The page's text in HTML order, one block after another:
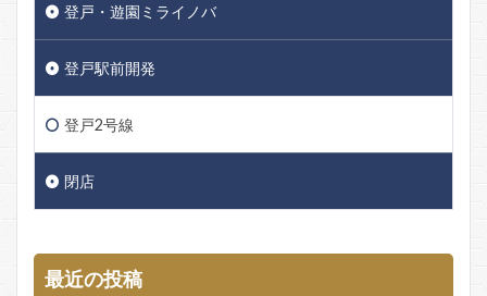
登戸・遊園ミライノバ
登戸駅前開発
登戸2号線
閉店
最近の投稿